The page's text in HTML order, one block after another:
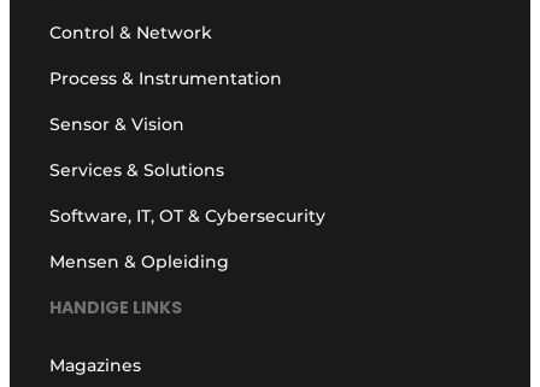
Control & Network
Process & Instrumentation
Sensor & Vision
Services & Solutions
Software, IT, OT & Cybersecurity
Mensen & Opleiding
HANDIGE LINKS
Magazines